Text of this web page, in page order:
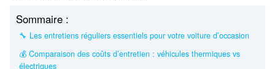
Sommaire :
🔧 Les entretiens réguliers essentiels pour votre voiture d’occasion
💰 Comparaison des coûts d’entretien : véhicules thermiques vs
électriques